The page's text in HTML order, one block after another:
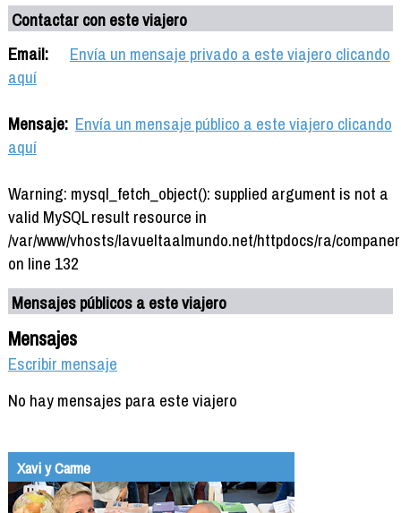
Contactar con este viajero
Email:
Envía un mensaje privado a este viajero clicando
aquí
Mensaje: Envía un mensaje público a este viajero clicando
aquí
Warning: mysql_fetch_object(): supplied argument is not a
valid MySQL result resource in
/var/www/vhosts/lavueltaalmundo.net/httpdocs/ra/
on line 132
Mensajes públicos a este viajero
Mensajes
Escribir mensaje
No hay mensajes para este viajero
Xavi y Carme